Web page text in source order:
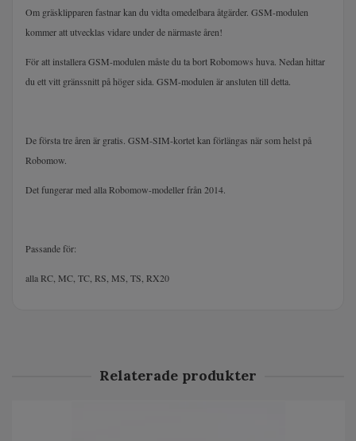
Om gräsklipparen fastnar kan du vidta omedelbara åtgärder. GSM-modulen
kommer att utvecklas vidare under de närmaste åren!
För att installera GSM-modulen måste du ta bort Robomows huva. Nedan hittar
du ett vitt gränssnitt på höger sida. GSM-modulen är ansluten till detta.
De första tre åren är gratis. GSM-SIM-kortet kan förlängas när som helst på
Robomow.
Det fungerar med alla Robomow-modeller från 2014.
Passande för:
alla RC, MC, TC, RS, MS, TS, RX20
Relaterade produkter